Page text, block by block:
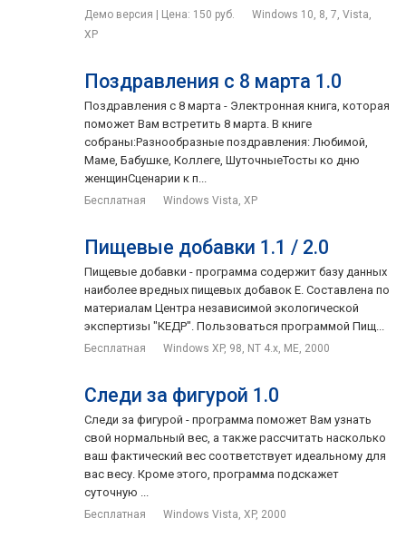
Демо версия | Цена: 150 руб.
Windows 10, 8, 7, Vista,
XP
Поздравления с 8 марта 1.0
Поздравления с 8 марта - Электронная книга, которая
поможет Вам встретить 8 марта. В книге
собраны:Разнообразные поздравления: Любимой,
Маме, Бабушке, Коллеге, ШуточныеТосты ко дню
женщинСценарии к п...
Бесплатная Windows Vista, XP
Пищевые добавки 1.1 / 2.0
Пищевые добавки - программа содержит базу данных
наиболее вредных пищевых добавок Е. Составлена по
материалам Центра независимой экологической
экспертизы "КЕДР". Пользоваться программой Пищ...
Бесплатная Windows XP, 98, NT 4.x, ME, 2000
Следи за фигурой 1.0
Следи за фигурой - программа поможет Вам узнать
свой нормальный вес, а также рассчитать насколько
ваш фактический вес соответствует идеальному для
вас весу. Кроме этого, программа подскажет
суточную ...
Бесплатная Windows Vista, XP, 2000